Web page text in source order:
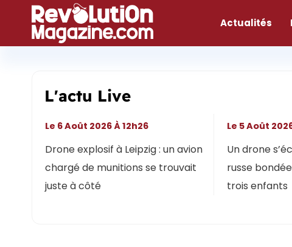
contenu
Actualités
L'actu Live
Drone explosif à Leipzig : un avion
chargé de munitions se trouvait
juste à côté
Le 6 Août 2026 À 12h26
Un drone
russe
trois enfants
Le 5 Août